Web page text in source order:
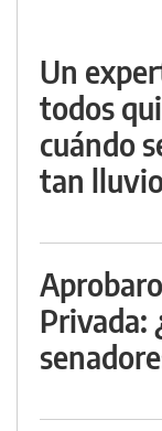
Un
todos
cuándo
tan
Privada: